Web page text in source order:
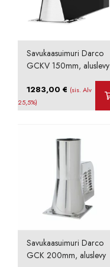
Savukaasuimuri Darco
GCKV 150mm, aluslevy
1283,00€ (sis. Alv
25,5%)
Savukaasuimuri Darco
GCK 200mm, aluslevy